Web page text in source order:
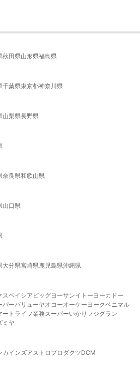
秋田県山形県福島県
千葉県東京都神奈川県
山梨県長野県
奈良県和歌山県
山口県
大分県宮崎県鹿児島県沖縄県
スベイシア ビッグヨーサンイトーヨーカドー
パーバリューヤオコーオーケー ヨークベニマル
ート ライフ業務スーパーいかり フジグラン
ミヤ
カインズアストロプロダクツDCM